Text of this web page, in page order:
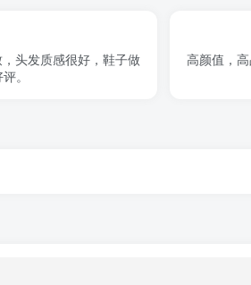
头发质感很好，鞋子做
。
高颜值，